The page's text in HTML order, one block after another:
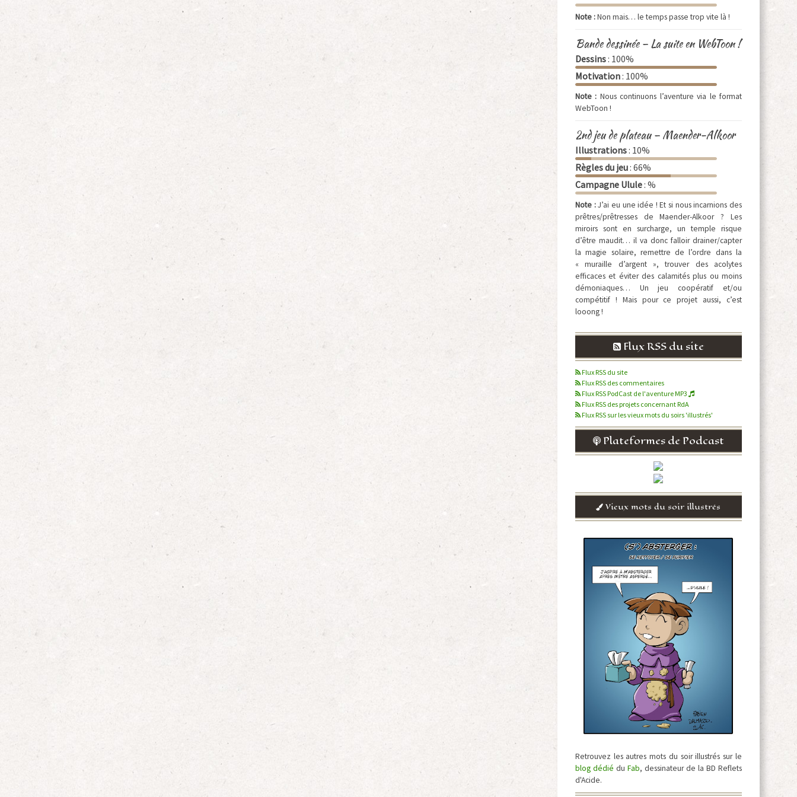
Note :Non mais… le temps passe trop vite là !
Bande dessinée – La suite en WebToon !
Dessins: 100%
Motivation: 100%
Note : Nous continuons l’aventure via le format
WebToon !
2nd jeu de plateau – Maender-Alkoor
Illustrations: 10%
Règles du jeu: 66%
Campagne Ulule: %
Note :J’ai eu une idée ! Et si nous incarnions des
prêtres/prêtresses de Maender-Alkoor ? Les
miroirs sont en surcharge, un temple risque
d’être maudit… il va donc falloir drainer/capter
la magie solaire, remettre de l’ordre dans la
« muraille d’argent », trouver des acolytes
efficaces et éviter des calamités plus ou moins
démoniaques… Un jeu coopératif et/ou
compétitif ! Mais pour ce projet aussi, c’est
looong !
Flux RSS du site
Flux RSS du site
Flux RSS des commentaires
Flux RSS PodCast de l'aventure MP3
Flux RSS des projets concernant RdA
Flux RSS sur les vieux mots du soirs 'illustrés'
Plateformes de Podcast
Vieux mots du soir illustrés
Retrouvez les autres mots du soir illustrés sur le
blog dédié du Fab, dessinateur de la BD Reflets
d'Acide.